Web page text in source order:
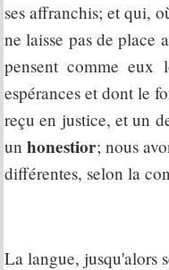
ses affranchis; et qui,
ne laisse pas de place
pensent comme eux
espérances et dont le
reçu en justice, et un
un honestior; nous
différentes, selon la
La langue, jusqu'alors